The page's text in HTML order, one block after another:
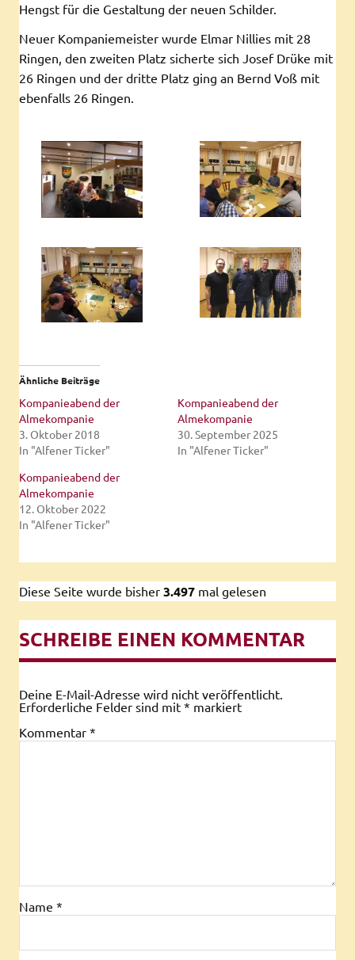
Hengst für die Gestaltung der neuen Schilder.
Neuer Kompaniemeister wurde Elmar Nillies mit 28
Ringen, den zweiten Platz sicherte sich Josef Drüke mit
26 Ringen und der dritte Platz ging an Bernd Voß mit
ebenfalls 26 Ringen.
Ähnliche Beiträge
Kompanieabend der
Almekompanie
3. Oktober 2018
In "Alfener Ticker"
Kompanieabend der
Almekompanie
30. September 2025
In "Alfener Ticker"
Kompanieabend der
Almekompanie
12. Oktober 2022
In "Alfener Ticker"
Diese Seite wurde bisher 3.497 mal gelesen
SCHREIBE EINEN KOMMENTAR
Deine E-Mail-Adresse wird nicht veröffentlicht.
Erforderliche Felder sind mit * markiert
Kommentar *
Name *